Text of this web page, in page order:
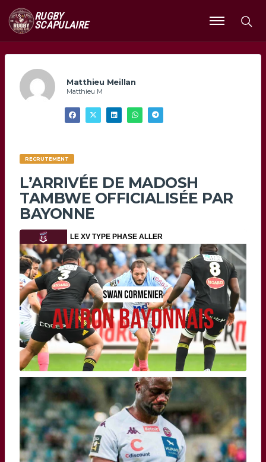
RUGBY
SCAPULAIRE
Ouvrir
le
Matthieu Meillan
Matthieu M
RECRUTEMENT
L’ARRIVÉE DE MADOSH
TAMBWE OFFICIALISÉE PAR
BAYONNE